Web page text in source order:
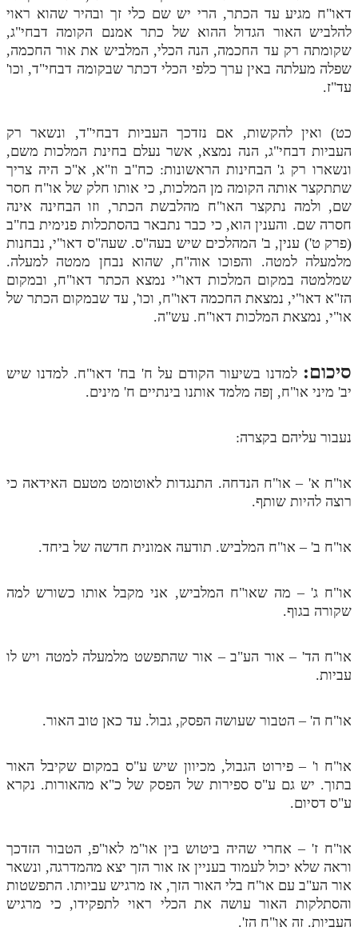
דאו"ח מגיע עד הכתר, הרי יש שם כלי זך ובהיר שהוא ראוי
להלביש האור הגדול ההוא של כתר אמנם הקומה דבחי"ג,
שקומתה רק עד החכמה, הנה הכלי, המלביש את אור החכמה,
שפלה מעלתה באין ערך כלפי הכלי דכתר שבקומה דבחי"ד, וכו'
עד"ז.
כט) ואין להקשות, אם נזדכך העביות דבחי"ד, ונשאר רק
העביות דבחי"ג, הנה נמצא, אשר נעלם בחינת המלכות משם,
ונשארו רק ג' הבחינות הראשונות: כח"ב וז"א, א"כ היה צריך
שתתקצר אותה הקומה מן המלכות, כי אותו חלק של או"ח חסר
שם, ולמה נתקצר האו"ח מהלבשת הכתר, וזו הבחינה אינה
חסרה שם. והענין הוא, כי כבר נתבאר בהסתכלות פנימית בח"ב
(פרק ט') ענין, ב' המהלכים שיש בעה"ס. שעה"ס דאו"י, נבחנות
מלמעלה למטה. והפוכו אוה"ח, שהוא נבחן ממטה למעלה.
שמלמטה במקום המלכות דאו"י נמצא הכתר דאו"ח, ובמקום
הז"א דאו"י, נמצאת החכמה דאו"ח, וכו', עד שבמקום הכתר של
או"י, נמצאת המלכות דאו"ח. עש"ה.
סיכום: למדנו בשיעור הקודם על ח' בח' דאו"ח. למדנו שיש
יב' מיני או"ח, ןפה מלמד אותנו בינתיים ח' מינים.
נעבור עליהם בקצרה:
או"ח א' – או"ח הנדחה. התנגדות לאוטומט מטעם האידאה כי
רוצה להיות שותף.
או"ח ב' – או"ח המלביש. תודעה אמונית חדשה של ביחד.
או"ח ג' – מה שאו"ח המלביש, אני מקבל אותו כשורש למה
שקורה בגוף.
או"ח הד' – אור הע"ב – אור שהתפשט מלמעלה למטה ויש לו
עביות.
או"ח ה' – הטבור שעושה הפסק, גבול. עד כאן טוב האור.
או"ח ו' – פירוט הגבול, מכיוון שיש ע"ס במקום שקיבל האור
בתוך. יש גם ע"ס ספירות של הפסק של כ"א מהאורות. נקרא
ע"ס דסיום.
או"ח ז' – אחרי שהיה ביטוש בין או"מ לאו"פ, הטבור הזדכך
וראה שלא יכול לעמוד בעניין אז אור הזך יצא מהמדרגה, ונשאר
אור הע"ב עם או"ח בלי האור הזך, אז מרגיש עביותו. התפשטות
והסתלקות האור עושה את הכלי ראוי לתפקידו, כי מרגיש
העביות. זה או"ח הז'.